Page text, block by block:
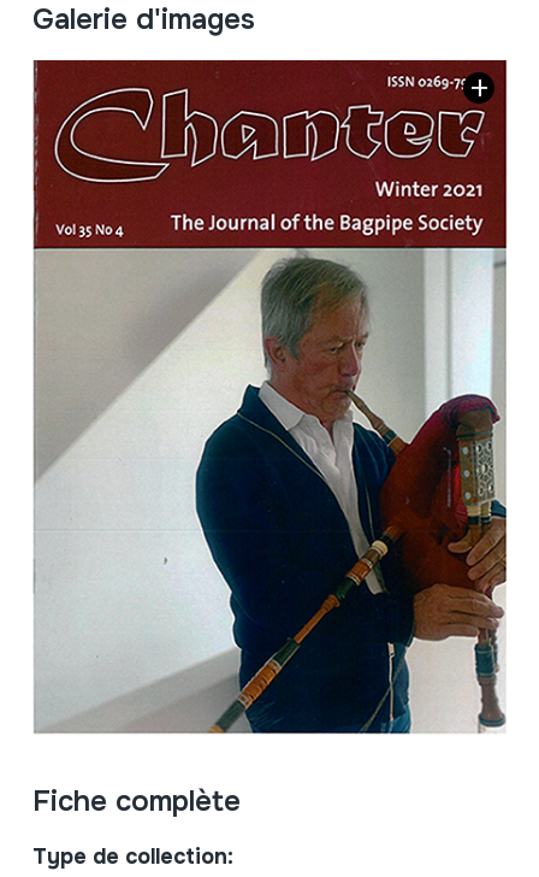
Galerie d'images
Fiche complète
Type de collection: